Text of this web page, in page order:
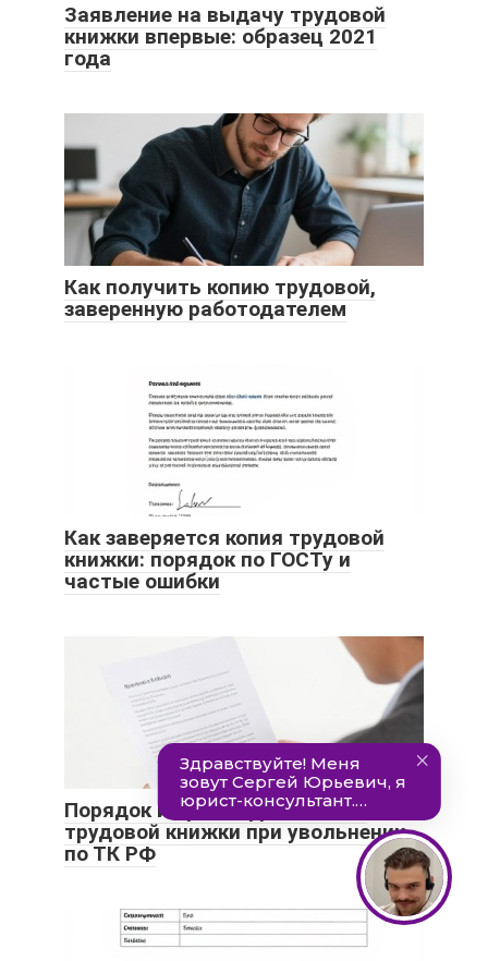
Заявление на выдачу трудовой
книжки впервые: образец 2021
года
Как получить копию трудовой,
заверенную работодателем
Как заверяется копия трудовой
книжки: порядок по ГОСТу и
частые ошибки
Порядок и процедура выдачи
трудовой книжки при увольнении
по ТК РФ